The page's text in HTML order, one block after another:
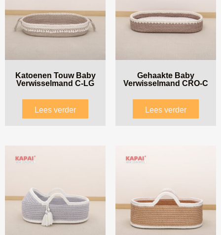
Katoenen Touw Baby
Verwisselmand C-LG
Lees verder
Gehaakte Baby
Verwisselmand CRO-C
Lees verder